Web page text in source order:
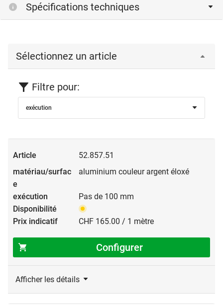
1 vestiaire avec 8 crochets, disposition des crochets A,
7 x distance entre crochets 200 mm = 1400 mm
2 x extrémité des barres 50 mm = 100 mm
Spécifications techniques
Sélectionnez un article
Filtre pour:
exécution
52.857.51
aluminium couleur argent éloxé
Pas de 100 mm
CHF 165.00 / 1 mètre
Configurer
Afficher les détails